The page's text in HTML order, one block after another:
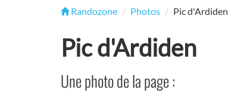
Randozone Photos Pic d'Ardiden
Pic d'Ardiden
Une photo de la page :